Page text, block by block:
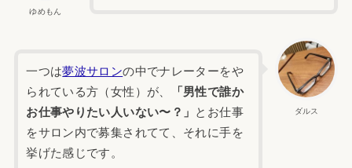
ゆめもん
ダルス
一つは夢波サロンの中でナレーターをや
られている方（女性）が、
「男性で誰か
お仕事やりたい人いない〜？」 とお仕事
をサロン内で募集されてて、それに手を
挙げた感じです。